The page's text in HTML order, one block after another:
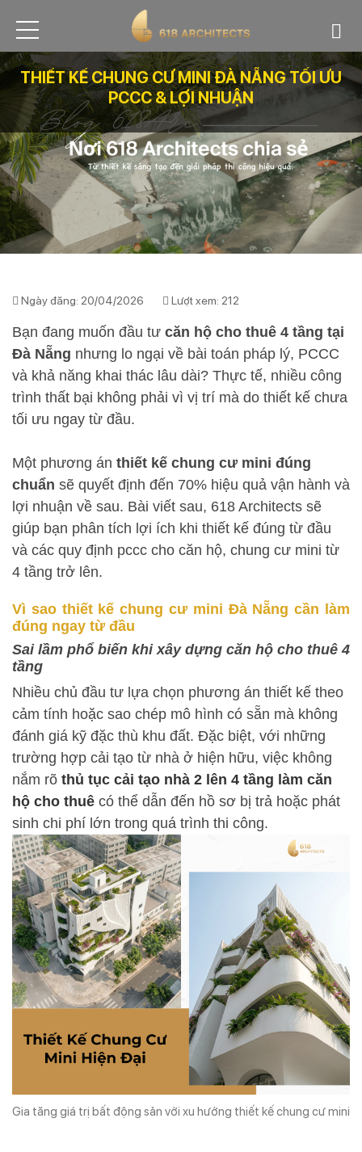
THIẾT KẾ CHUNG CƯ MINI ĐÀ NẴNG TỐI ƯU
PCCC & LỢI NHUẬN
Ngày đăng: 20/04/2026 Lượt xem: 212
Bạn đang muốn đầu tư căn hộ cho thuê 4 tầng tại
Đà Nẵng nhưng lo ngại về bài toán pháp lý, PCCC
và khả năng khai thác lâu dài? Thực tế, nhiều công
trình thất bại không phải vì vị trí mà do thiết kế chưa
tối ưu ngay từ đầu.
Một phương án thiết kế chung cư mini đúng
chuẩn sẽ quyết định đến 70% hiệu quả vận hành và
lợi nhuận về sau. Bài viết sau, 618 Architects sẽ
giúp bạn phân tích lợi ích khi thiết kế đúng từ đầu
và các quy định pccc cho căn hộ, chung cư mini từ
4 tầng trở lên.
Vì sao thiết kế chung cư mini Đà Nẵng cần làm
đúng ngay từ đầu
Sai lầm phổ biến khi xây dựng căn hộ cho thuê 4
tầng
Nhiều chủ đầu tư lựa chọn phương án thiết kế theo
cảm tính hoặc sao chép mô hình có sẵn mà không
đánh giá kỹ đặc thù khu đất. Đặc biệt, với những
trường hợp cải tạo từ nhà ở hiện hữu, việc không
nắm rõ thủ tục cải tạo nhà 2 lên 4 tầng làm căn
hộ cho thuê có thể dẫn đến hồ sơ bị trả hoặc phát
sinh chi phí lớn trong quá trình thi công.
Gia tăng giá trị bất động sản với xu hướng thiết kế chung cư mini